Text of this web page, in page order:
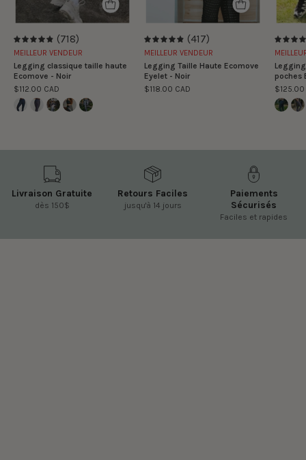
(718)
MEILLEUR VENDEUR
Legging classique taille haute
Ecomove - Noir
$112.00 CAD
(417)
MEILLEUR VENDEUR
Legging Taille Haute Ecomove
Eyelet - Noir
$118.00 CAD
poches
$125.00
Livraison Gratuite
dès 150$
Retours Faciles
jusqu'à 14 jours
Paiements
Sécurisés
Faciles et rapides